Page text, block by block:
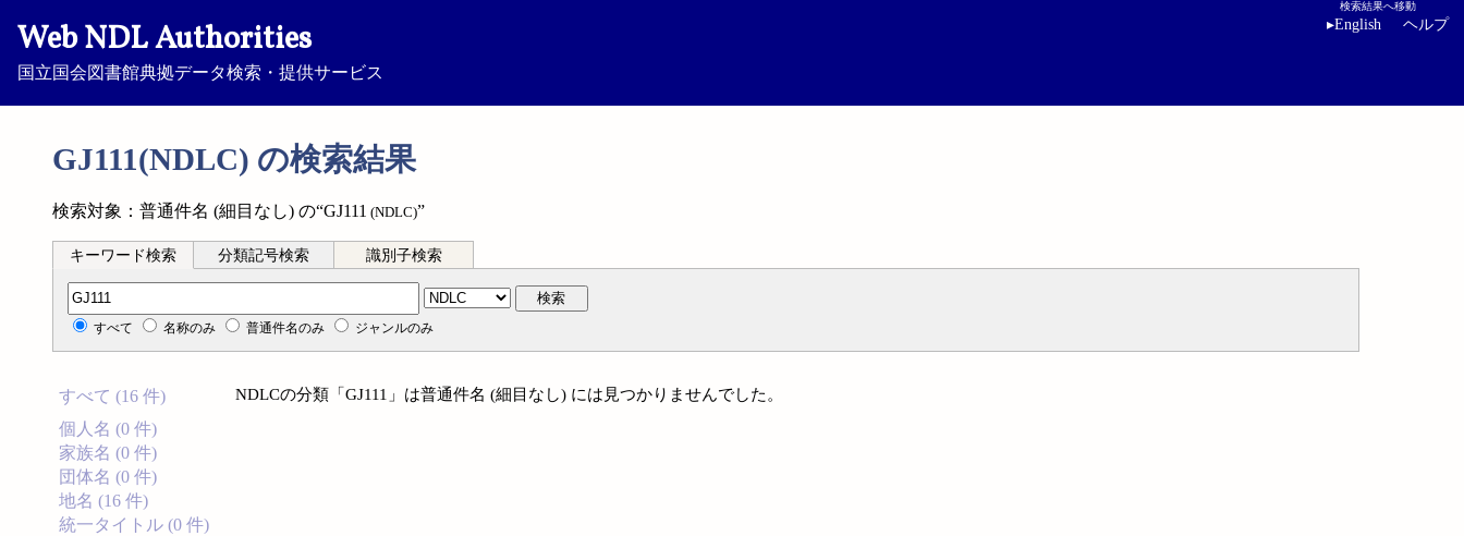
Web NDL Authorities
国立国会図書館典拠データ検索・提供サービス
検索結果へ移動
▸English ヘルプ
GJ111(NDLC) の検索結果
検索対象：普通件名 (細目なし) の“GJ111 (NDLC)”
キーワード検索 分類記号検索 識別子検索
分類記号検索 検索
すべて 名称のみ 普通件名のみ ジャンルのみ
すべて (16 件)
個人名 (0 件)
家族名 (0 件)
団体名 (0 件)
地名 (16 件)
統一タイトル (0 件)
NDLCの分類「GJ111」は普通件名 (細目なし) には見つかりませんでした。